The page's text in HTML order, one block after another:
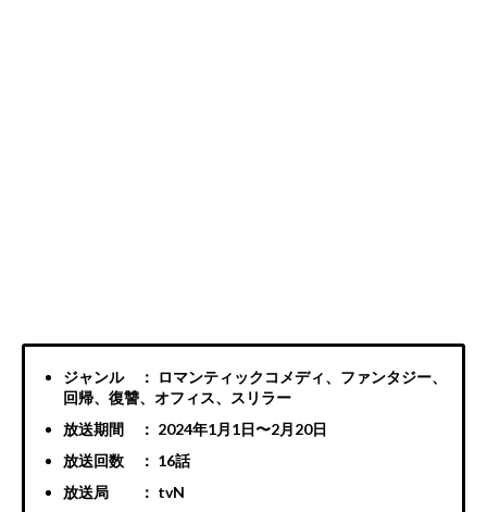
ジャンル ： ロマンティックコメディ、ファンタジー、
回帰、復讐、オフィス、スリラー
放送期間 ： 2024年1月1日〜2月20日
放送回数 ： 16話
放送局 ： tvN